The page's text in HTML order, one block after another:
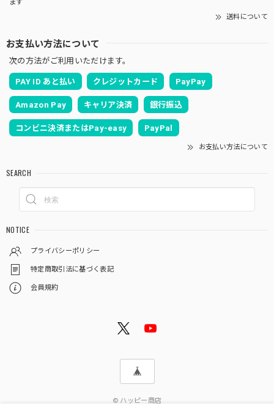
ます
送料について
お支払い方法について
次の方法がご利用いただけます。
PAY ID あと払い クレジットカード PayPay
Amazon Pay キャリア決済 銀行振込
コンビニ決済またはPay-easy PayPal
お支払い方法について
SEARCH
NOTICE
プライバシーポリシー
特定商取引法に基づく表記
会員規約
© ハッピー商店